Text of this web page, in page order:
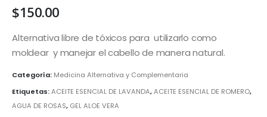
$150.00
Alternativa libre de tóxicos para utilizarlo como
moldear y manejar el cabello de manera natural.
Categoría: Medicina Alternativa y Complementaria
Etiquetas:ACEITE ESENCIAL DE LAVANDA,ACEITE ESENCIAL DE ROMERO,
AGUA DE ROSAS, GEL ALOE VERA